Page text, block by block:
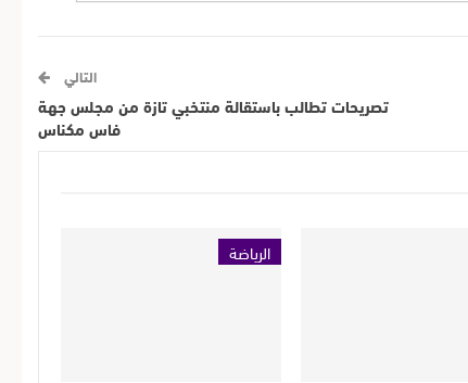
التالي
تصريحات تطالب باستقالة منتخبي تازة من مجلس جهة
فاس مكناس
الرياضة